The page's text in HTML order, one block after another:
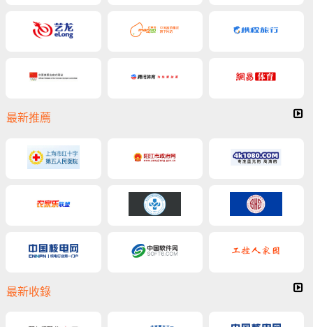
最新推薦
最新收錄